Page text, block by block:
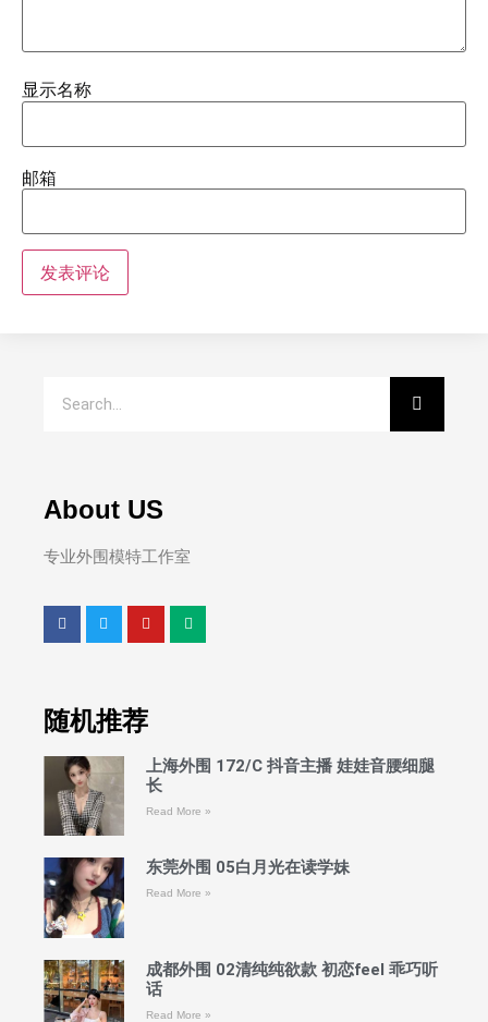
显示名称
邮箱
About US
专业外围模特工作室
随机推荐
上海外围 172/C 抖音主播 娃娃音腰细腿
长
Read More »
东莞外围 05白月光在读学妹
Read More »
成都外围 02清纯纯欲款 初恋feel 乖巧听
话
Read More »